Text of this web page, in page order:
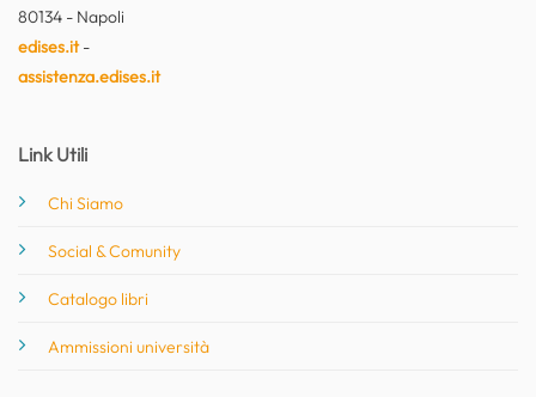
80134 - Napoli
edises.it-
assistenza.edises.it
Link Utili
Chi Siamo
Social & Comunity
Catalogo libri
Ammissioni università